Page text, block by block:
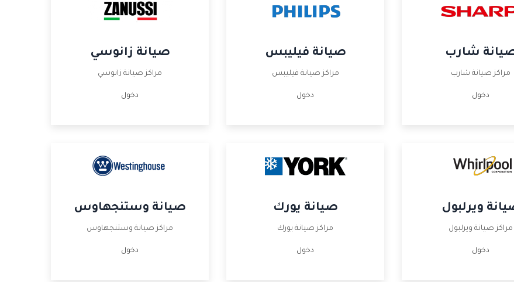
شارب
مراكز صيانة شارب
دخول
صيانة فيليبس
مراكز صيانة فيليبس
دخول
صيانة زانوسي
مراكز صيانة زانوسي
دخول
ويرلبول
مراكز صيانة ويرلبول
دخول
صيانة يورك
مراكز صيانة يورك
دخول
صيانة وستنجهاوس
مراكز صيانة وستنجهاوس
دخول